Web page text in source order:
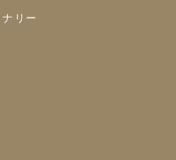
リー